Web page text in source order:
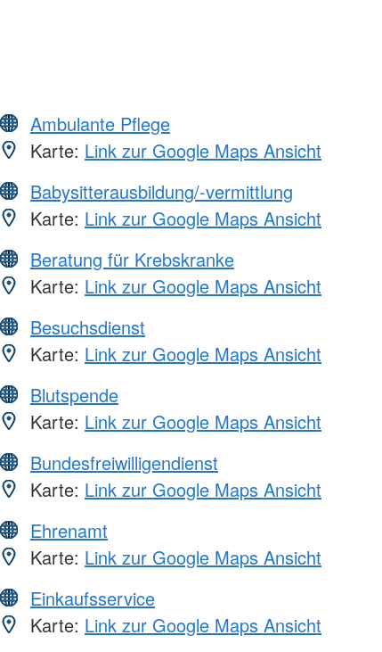
Ambulante Pflege
Karte: Link zur Google Maps Ansicht
Babysitterausbildung/-vermittlung
Karte: Link zur Google Maps Ansicht
Beratung für Krebskranke
Karte: Link zur Google Maps Ansicht
Besuchsdienst
Karte: Link zur Google Maps Ansicht
Blutspende
Karte: Link zur Google Maps Ansicht
Bundesfreiwilligendienst
Karte: Link zur Google Maps Ansicht
Ehrenamt
Karte: Link zur Google Maps Ansicht
Einkaufsservice
Karte: Link zur Google Maps Ansicht